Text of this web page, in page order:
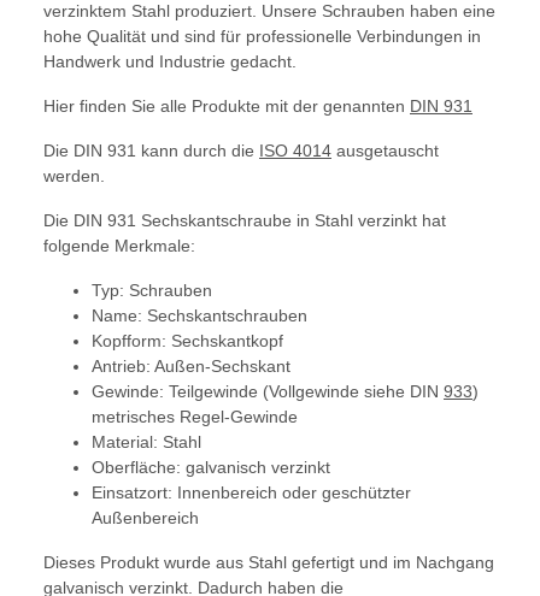
verzinktem Stahl produziert. Unsere Schrauben haben eine
hohe Qualität und sind für professionelle Verbindungen in
Handwerk und Industrie gedacht.
Hier finden Sie alle Produkte mit der genannten DIN 931
Die DIN 931 kann durch die ISO 4014 ausgetauscht
werden.
Die DIN 931 Sechskantschraube in Stahl verzinkt hat
folgende Merkmale:
Typ: Schrauben
Name: Sechskantschrauben
Kopfform: Sechskantkopf
Antrieb: Außen-Sechskant
Gewinde: Teilgewinde (Vollgewinde siehe DIN 933)
metrisches Regel-Gewinde
Material: Stahl
Oberfläche: galvanisch verzinkt
Einsatzort: Innenbereich oder geschützter
Außenbereich
Dieses Produkt wurde aus Stahl gefertigt und im Nachgang
galvanisch verzinkt. Dadurch haben die